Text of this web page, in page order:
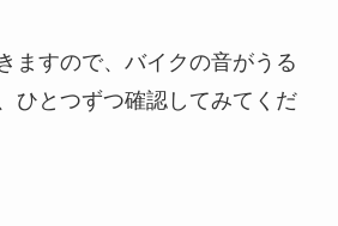
ますので、バイクの音がうる
ひとつずつ確認してみてくだ